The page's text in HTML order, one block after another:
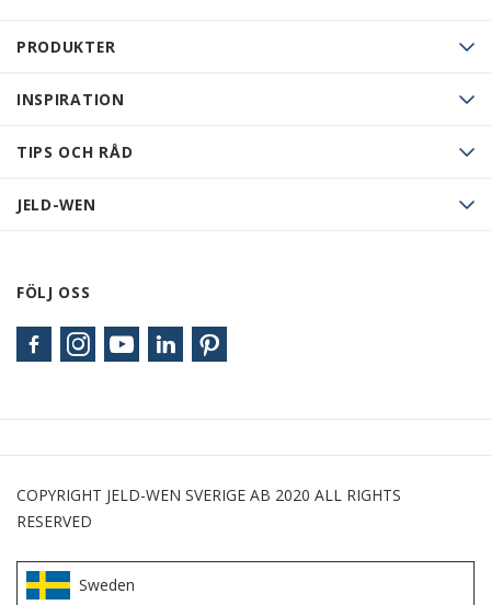
PRODUKTER
INSPIRATION
TIPS OCH RÅD
JELD-WEN
FÖLJ OSS
COPYRIGHT JELD-WEN SVERIGE AB 2020 ALL RIGHTS
RESERVED
Sweden